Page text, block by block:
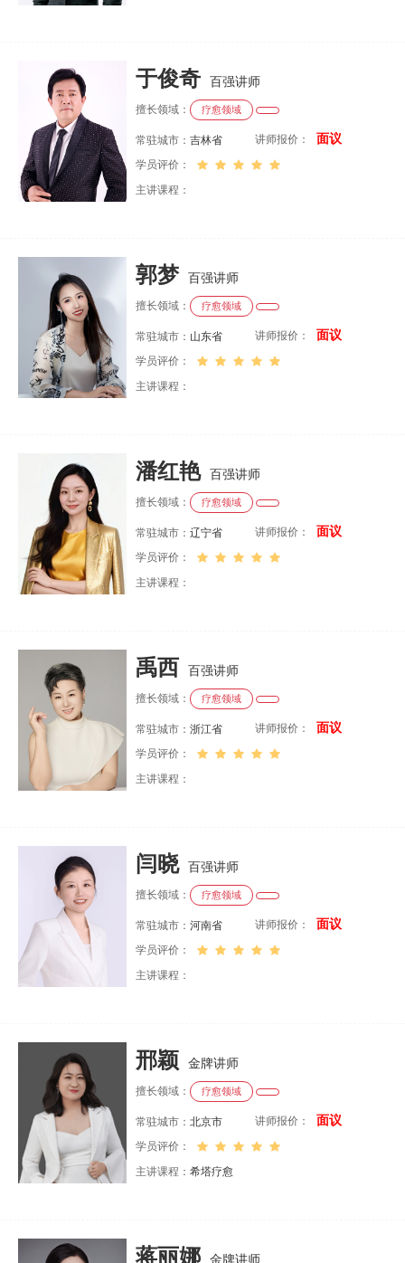
于俊奇 百强讲师
擅长领域： 疗愈领域
常驻城市： 吉林省 讲师报价： 面议
学员评价：
主讲课程：
郭梦 百强讲师
擅长领域： 疗愈领域
常驻城市： 山东省 讲师报价： 面议
学员评价：
主讲课程：
潘红艳 百强讲师
擅长领域： 疗愈领域
常驻城市： 辽宁省 讲师报价： 面议
学员评价：
主讲课程：
禹西 百强讲师
擅长领域： 疗愈领域
常驻城市： 浙江省 讲师报价： 面议
学员评价：
主讲课程：
闫晓 百强讲师
擅长领域： 疗愈领域
常驻城市： 河南省 讲师报价： 面议
学员评价：
主讲课程：
邢颖 金牌讲师
擅长领域： 疗愈领域
常驻城市： 北京市 讲师报价： 面议
学员评价：
主讲课程： 希塔疗愈
蒋丽娜 金牌讲师